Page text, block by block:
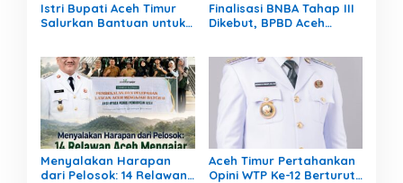
Istri Bupati Aceh Timur
Salurkan Bantuan untuk
Finalisasi BNBA Tahap III
Dikebut, BPBD Aceh
Stimulan Rumah
Menyalakan Harapan
dari Pelosok: 14 Relawan
Aceh Timur Pertahankan
Opini WTP Ke-12 Berturut-